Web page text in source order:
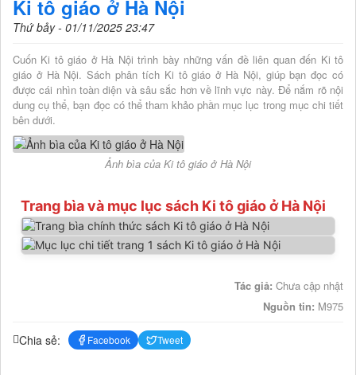
Ki tô giáo ở Hà Nội
Thứ bảy - 01/11/2025 23:47
Cuốn Ki tô giáo ở Hà Nội trình bày những vấn đề liên quan đến Ki tô
giáo ở Hà Nội. Sách phân tích Ki tô giáo ở Hà Nội, giúp bạn đọc có
được cái nhìn toàn diện và sâu sắc hơn về lĩnh vực này. Để nắm rõ nội
dung cụ thể, bạn đọc có thể tham khảo phần mục lục trong mục chi tiết
bên dưới.
Ảnh bìa của Ki tô giáo ở Hà Nội
Trang bìa và mục lục sách Ki tô giáo ở Hà Nội
Tác giả: Chưa cập nhật
Nguồn tin: M975
Chia sẻ: Facebook Tweet